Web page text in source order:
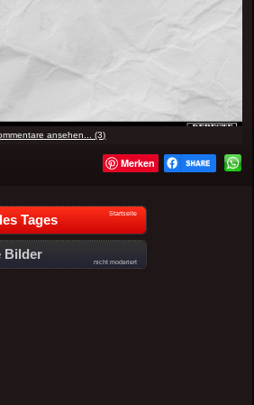
ansehen... (3)
Merken
Tages Startseite
Bilder
nicht moderiert